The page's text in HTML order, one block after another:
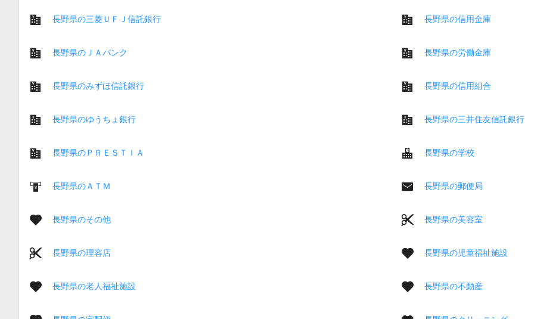
長野県の三菱ＵＦＪ信託銀行 長野県の信用金庫
長野県のＪＡバンク 長野県の労働金庫
長野県のみずほ信託銀行 長野県の信用組合
長野県のゆうちょ銀行 長野県の三井住友信託銀行
長野県のＰＲＥＳＴＩＡ 長野県の学校
長野県のＡＴＭ 長野県の郵便局
長野県のその他 長野県の美容室
長野県の理容店 長野県の児童福祉施設
長野県の老人福祉施設 長野県の不動産